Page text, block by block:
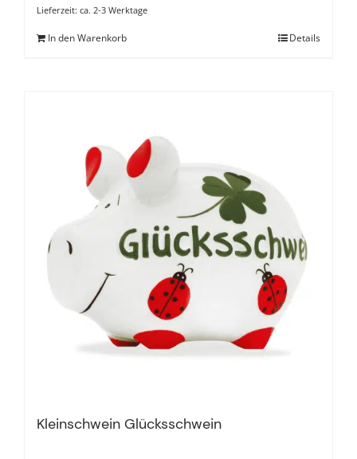
Lieferzeit: ca. 2-3 Werktage
In den Warenkorb Details
Kleinschwein Glücksschwein